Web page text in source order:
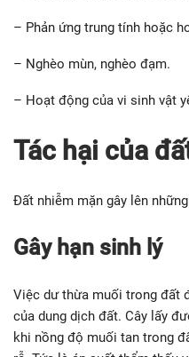
– Phản ứng trung tính hoặc
– Nghèo mùn, nghèo đạm.
– Hoạt động của vi sinh vật
Tác hại của
Đất nhiễm mặn gây lên
Gây hạn sinh lý
Việc dư thừa muối trong đất
của dung dịch đất. Cây lấy
khi nồng độ muối tan trong